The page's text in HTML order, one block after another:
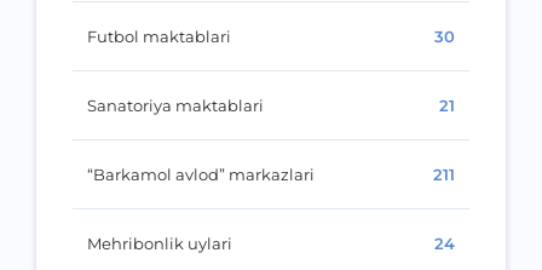
Futbol maktablari 30
Sanatoriya maktablari 21
“Barkamol avlod” markazlari 211
Mehribonlik uylari 24